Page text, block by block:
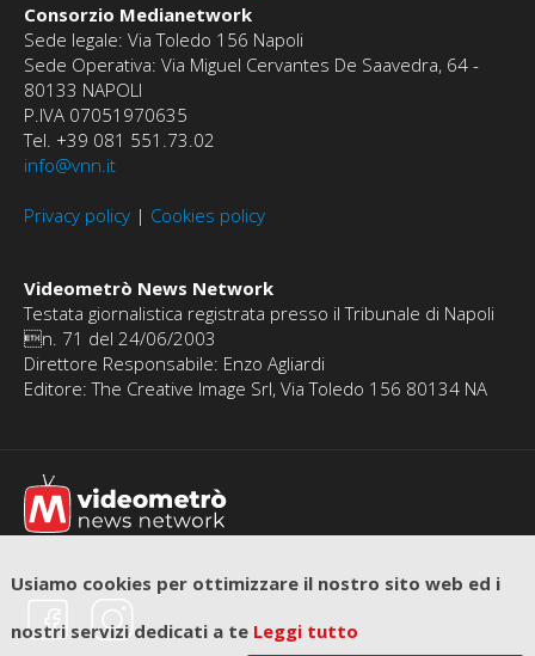
Usiamo cookies per ottimizzare il nostro sito web ed i
nostri servizi dedicati a te Leggi tutto
Consorzio Medianetwork
Sede legale: Via Toledo 156 Napoli
Sede Operativa: Via Miguel Cervantes De Saavedra, 64 -
80133 NAPOLI
P.IVA 07051970635
Tel. +39 081 551.73.02
info@vnn.it
Privacy policy | Cookies policy
Videometrò News Network
Testata giornalistica registrata presso il Tribunale di Napoli
n. 71 del 24/06/2003
Direttore Responsabile: Enzo Agliardi
Editore: The Creative Image Srl, Via Toledo 156 80134 NA